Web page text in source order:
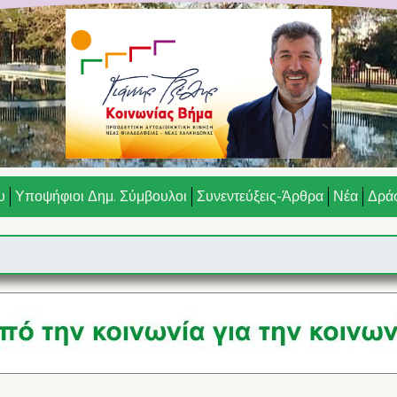
Υποψήφιοι Δημ. Σύμβουλοι Συνεντεύξεις-Άρθρα Νέα